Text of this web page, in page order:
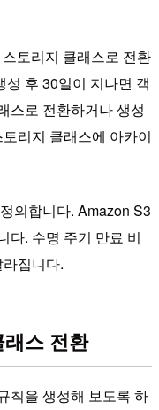
토리지 클래스로 전환
후 30일이 지나면 객
스로 전환하거나 생성
리지 클래스에 아카이
의합니다. Amazon S3
다. 수명 주기 만료 비
집니다.
스 전환
칙을 생성해 보도록 하